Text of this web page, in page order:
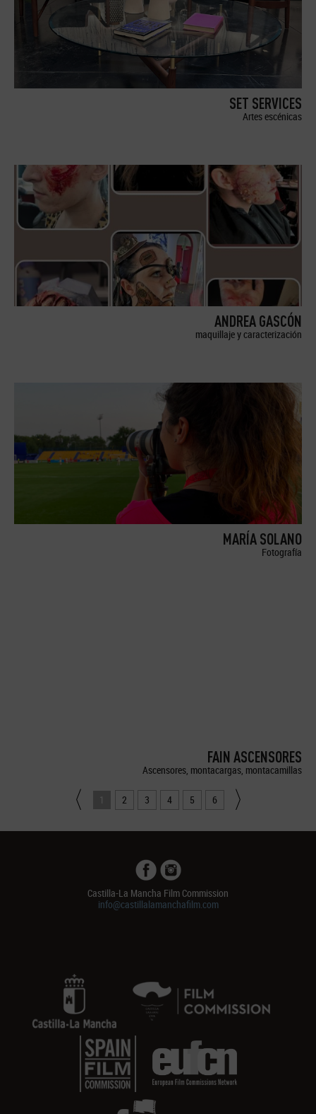
SET SERVICES
Artes escénicas
ANDREA GASCÓN
maquillaje y caracterización
MARÍA SOLANO
Fotografía
FAIN ASCENSORES
Ascensores, montacargas, montacamillas
1 2 3 4 5 6
Castilla-La Mancha Film Commission
info@castillalamanchafilm.com